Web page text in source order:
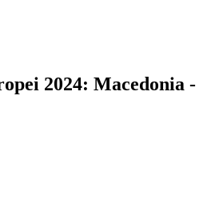
2024: Macedonia -